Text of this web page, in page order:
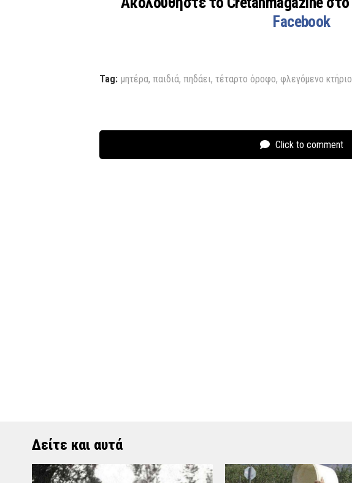
Facebook
Tag: μητέρα, παιδιά, πηδάει, τέταρτο όροφο, φλεγόμενο κτήριο
Click to comment
Δείτε και αυτά